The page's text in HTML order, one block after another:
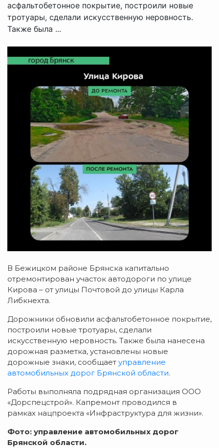
асфальтобетонное покрытие, построили новые
тротуары, сделали искусственную неровность.
Также была ...
В Бежицком районе Брянска капитально
отремонтирован участок автодороги по улице
Кирова – от улицы Почтовой до улицы Карла
Либкнехта.
Дорожники обновили асфальтобетонное покрытие,
построили новые тротуары, сделали
искусственную неровность. Также была нанесена
дорожная разметка, установлены новые
дорожные знаки, сообщает управление
автомобильных дорог Брянской области.
Работы выполняла подрядная организация ООО
«Дорспецстрой». Капремонт проводился в
рамках нацпроекта «Инфраструктура для жизни».
Фото: управление автомобильных дорог
Брянской области.